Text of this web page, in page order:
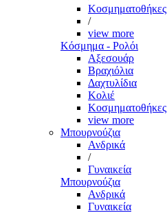
Κοσμηματοθήκες
/
view more
Κόσμημα - Ρολόι
Αξεσουάρ
Βραχιόλια
Δαχτυλίδια
Κολιέ
Κοσμηματοθήκες
view more
Μπουρνούζια
Ανδρικά
/
Γυναικεία
Μπουρνούζια
Ανδρικά
Γυναικεία